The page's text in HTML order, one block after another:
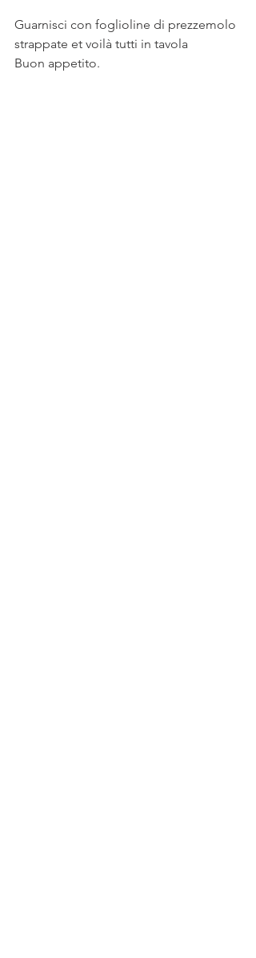
Guarnisci con foglioline di prezzemolo
strappate et voilà tutti in tavola
Buon appetito.